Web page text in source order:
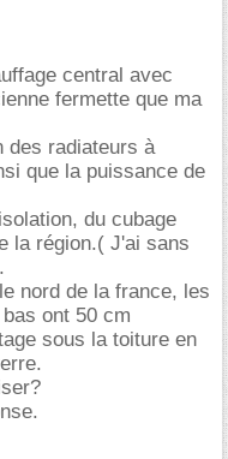
central avec
fermette que ma
des radiateurs à
que la puissance de
du cubage
la région.( J'ai sans
nord de la france, les
ont 50 cm
sous la toiture en